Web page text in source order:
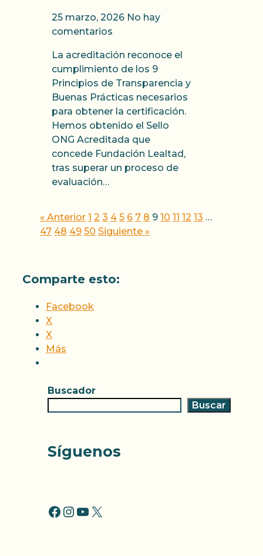
25 marzo, 2026 No hay
comentarios
La acreditación reconoce el
cumplimiento de los 9
Principios de Transparencia y
Buenas Prácticas necesarios
para obtener la certificación.
Hemos obtenido el Sello
ONG Acreditada que
concede Fundación Lealtad,
tras superar un proceso de
evaluación…
« Anterior 1 2 3 4 5 6 7 8 9 10 11 12 13 …
47 48 49 50 Siguiente »
Comparte esto:
Facebook
X
X
Más
Buscador
Buscar
Síguenos
FACCEBOOK
INSTAGRAM
YOUTUBE
X